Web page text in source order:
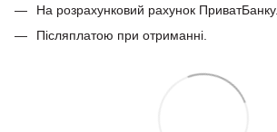
На розрахунковий рахунок ПриватБанку.
Післяплатою при отриманні.